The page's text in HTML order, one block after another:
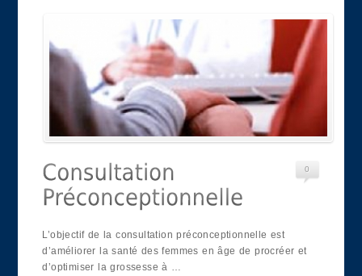
0
L’objectif de la consultation préconceptionnelle est
d’améliorer la santé des femmes en âge de procréer et
d’optimiser la grossesse à …